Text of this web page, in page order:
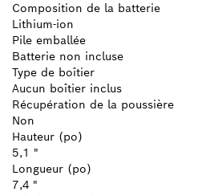
Composition de la batterie
Lithium-ion
Pile emballée
Batterie non incluse
Type de boîtier
Aucun boîtier inclus
Récupération de la poussière
Non
Hauteur (po)
5,1 "
Longueur (po)
7,4 "